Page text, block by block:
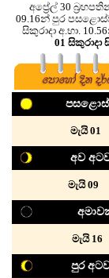
අප්‍රේල් 30
09.16න් පුර
සිකුරාදා අ.භා.
01 සිකුරාදා
‍මැයි 01
අව
‍‍‍මැයි 09
මැයි 16
පුර